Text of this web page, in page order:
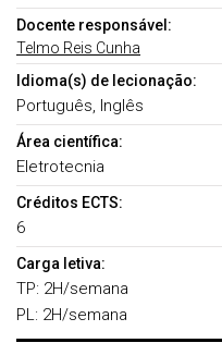
Docente responsável:
Telmo Reis Cunha
Idioma(s) de lecionação:
Português, Inglês
Área científica:
Eletrotecnia
Créditos ECTS:
6
Carga letiva:
TP: 2H/semana
PL: 2H/semana